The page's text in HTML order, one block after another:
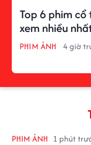
Top 6 phim
xem nhiều
PHIM ẢNH 4 giờ
PHIM ẢNH 1 phút